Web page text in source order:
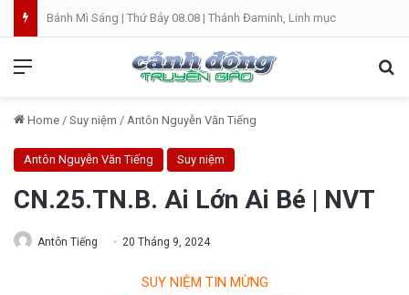
Bánh Mì Sáng | Thứ Bảy 08.08 | Thánh Đaminh, Linh mục
Home / Suy niệm / Antôn Nguyễn Văn Tiếng
Antôn Nguyễn Văn Tiếng Suy niệm
CN.25.TN.B. Ai Lớn Ai Bé | NVT
Antôn Tiếng 20 Tháng 9, 2024
SUY NIỆM TIN MỪNG